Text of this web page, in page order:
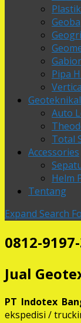
Pipa
Auto
Total
Accessories
Helm
Tentang
Expand Search
0812-
Jual
PT Indotex
ekspedisi /